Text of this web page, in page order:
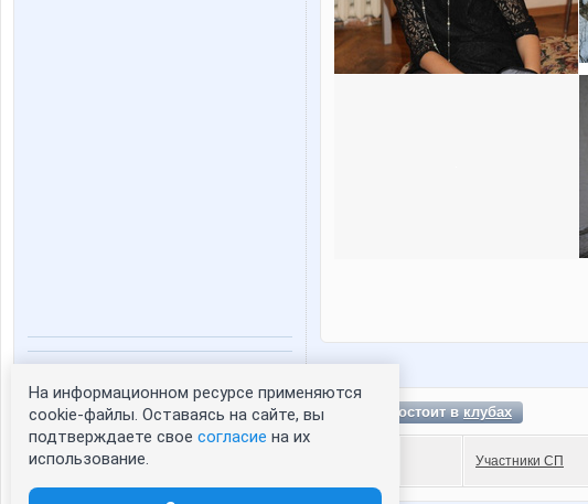
сейчас просматривают портрет - 0
посетившие портрет за 7 дней - 1
Lvitca состоит вклубах
Участники СП
На информационном ресурсе применяются
cookie-файлы. Оставаясь на сайте, вы
подтверждаете свое согласие на их
использование.